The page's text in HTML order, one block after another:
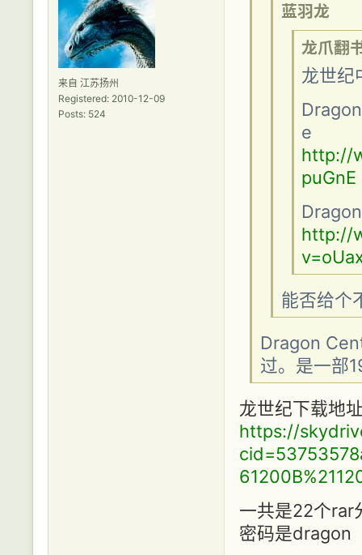
来自 江苏扬州
Registered: 2010-12-09
Posts: 524
蓝羽龙
龙爪翻
龙世纪
e
http://
puGnE
http://
能否给个
Dragon
过。是一部
龙世纪下载地
https://
一共是22个rar
密码是dragon